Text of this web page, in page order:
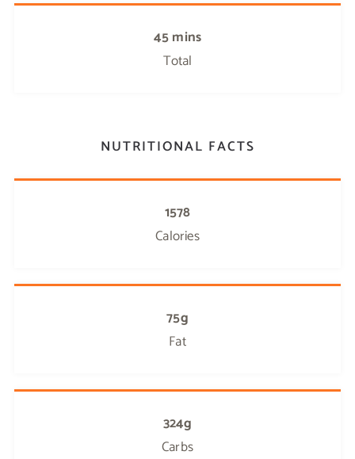
45 mins
Total
NUTRITIONAL FACTS
1578
Calories
75g
Fat
324g
Carbs